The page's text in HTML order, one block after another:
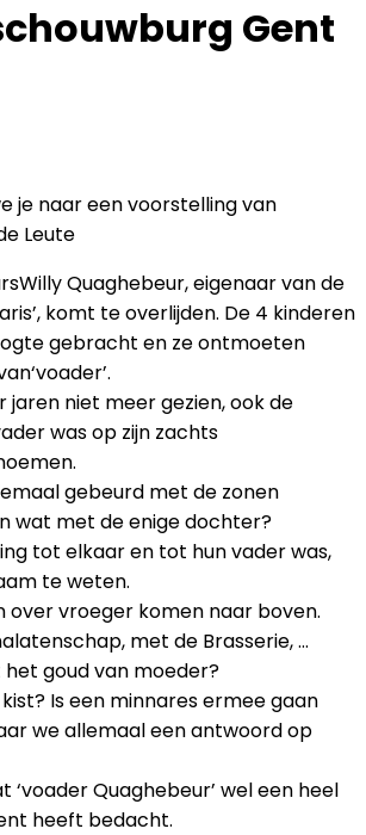
Gent
je naar een voorstelling van
Leute
Willy Quaghebeur, eigenaar van de
komt te overlijden. De 4 kinderen
gebracht en ze ontmoeten
jaren niet meer gezien, ook de
was op zijn zachts
gebeurd met de zonen
wat met de enige dochter?
tot elkaar en tot hun vader was,
te weten.
over vroeger komen naar boven.
met de Brasserie, …
goud van moeder?
Is een minnares ermee gaan
we allemaal een antwoord op
‘voader Quaghebeur’ wel een heel
heeft bedacht.